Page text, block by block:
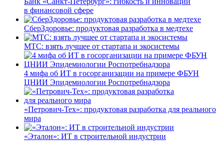
в финансовой сфере
СберЗдоровье: продуктовая разработка в медтехе
МТС: взять лучшее от стартапа и экосистемы
4 мифа об ИТ в госорганизации на примере ФБУН
ЦНИИ Эпидемиологии Роспотребнадзора
«Петрович-Тех»: продуктовая разработка для реального
мира
«Эталон»: ИТ в строительной индустрии